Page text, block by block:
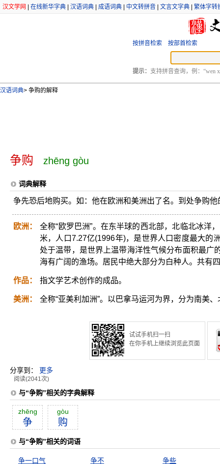
汉文学网 在线新华字典 汉语词典 成语词典 中文转拼音 文言文字典 繁体字转
按拼音检索 按部首检索
提示： 支持拼音查询，例：“wen
汉语词典> 争购的解释
争购 zhēng gòu
词典解释
争先恐后地购买。如：他在欧洲和美洲出了名。到处争购他
欧洲：
全称“欧罗巴洲”。在东半球的西北部，北临北冰洋
米，人口7.27亿(1996年)，是世界人口密度最大的
处于温带，是世界上温带海洋性气候分布面积最广
海有广阔的渔场。居民中绝大部分为白种人。共有
作品： 指文学艺术创作的成品。
美洲： 全称“亚美利加洲”。以巴拿马运河为界，分为南美
试试手机扫一扫
在你手机上继续浏览此页面
分享到： 更多
阅读(2041次)
与“争购”相关的字典解释
zhēng
争
gòu
购
与“争购”相关的词语
争一口气 争不
争些